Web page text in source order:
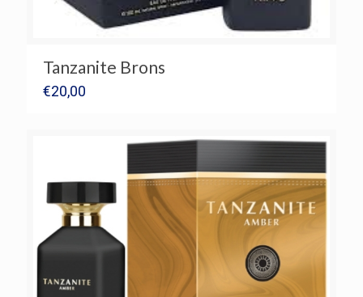
Tanzanite Brons
€20,00